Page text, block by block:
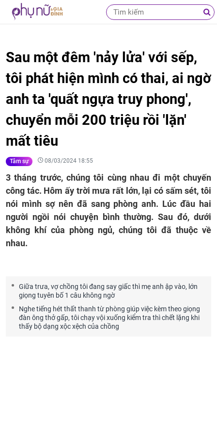
Sau một đêm 'nảy lửa' với sếp,
tôi phát hiện mình có thai, ai ngờ
anh ta 'quất ngựa truy phong',
chuyển mỗi 200 triệu rồi 'lặn'
mất tiêu
Tâm sự 08/03/2024 18:55
3 tháng trước, chúng tôi cùng nhau đi một chuyến
công tác. Hôm ấy trời mưa rất lớn, lại có sấm sét, tôi
nói mình sợ nên đã sang phòng anh. Lúc đầu hai
người ngồi nói chuyện bình thường. Sau đó, dưới
không khí của phòng ngủ, chúng tôi đã thuộc về
nhau.
Giữa trưa, vợ chồng tôi đang say giấc thì mẹ anh ập vào, lớn
giọng tuyên bố 1 câu không ngờ
Nghe tiếng hét thất thanh từ phòng giúp việc kèm theo giọng
đàn ông thở gấp, tôi chạy vội xuống kiểm tra thì chết lặng khi
thấy bộ dạng xộc xệch của chồng